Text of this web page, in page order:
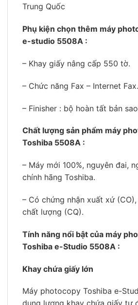
Trung Quốc
Phụ kiện chọn thêm máy
e-studio 5508A :
– Khay giấy nâng cấp 550 tờ.
– Chức năng Fax – Internet Fax.
– Finisher : bộ hoàn tất bản
Chất lượng sản phẩm máy
Toshiba 5508A :
– Máy mới 100%, nguyên đai,
chính hãng Toshiba.
– Có chứng nhận xuất xứ
chất lượng (CQ).
Tính năng nổi bật của máy
Toshiba e-Studio 5508A :
Khay chứa giấy lớn
Máy photocopy Toshiba e-